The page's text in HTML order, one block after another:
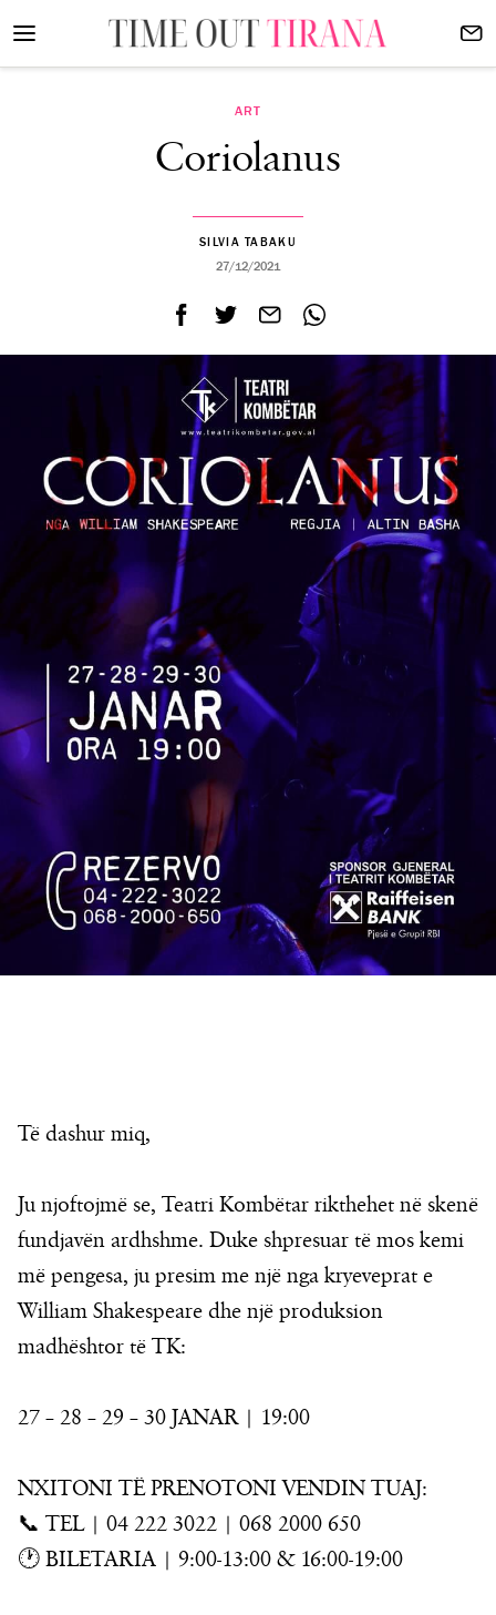
ART
Coriolanus
SILVIA TABAKU
27/12/2021
Të dashur miq,
Ju njoftojmë se, Teatri Kombëtar rikthehet në skenë
fundjavën ardhshme. Duke shpresuar të mos kemi
më pengesa, ju presim me një nga kryeveprat e
William Shakespeare dhe një produksion
madhështor të TK:
27 – 28 – 29 – 30 JANAR | 19:00
NXITONI TË PRENOTONI VENDIN TUAJ:
📞 TEL | 04 222 3022 | 068 2000 650
🕐 BILETARIA | 9:00-13:00 & 16:00-19:00